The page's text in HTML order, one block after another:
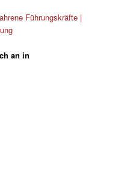
Führungskräfte |
an in